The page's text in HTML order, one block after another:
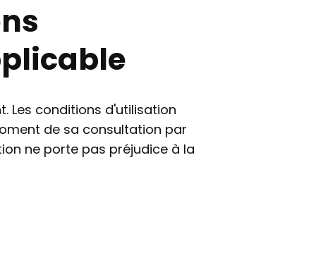
Les conditions d'utilisation
de sa consultation par
ne porte pas préjudice à la